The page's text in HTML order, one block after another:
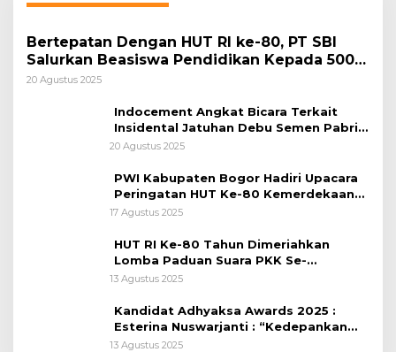
Bertepatan Dengan HUT RI ke-80, PT SBI
Salurkan Beasiswa Pendidikan Kepada 500
Pelajar
20 Agustus 2025
Indocement Angkat Bicara Terkait
Insidental Jatuhan Debu Semen Pabrik
Citeureup
20 Agustus 2025
PWI Kabupaten Bogor Hadiri Upacara
Peringatan HUT Ke-80 Kemerdekaan
RI, di Lapangan Tegar Beriman
17 Agustus 2025
HUT RI Ke-80 Tahun Dimeriahkan
Lomba Paduan Suara PKK Se-
Kabupaten Bogor
13 Agustus 2025
Kandidat Adhyaksa Awards 2025 :
Esterina Nuswarjanti : “Kedepankan
Keadilan Restoratif Wujudkan
13 Agustus 2025